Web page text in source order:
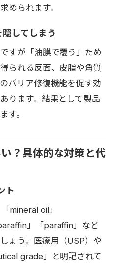
められます。
してしまう
すが「油膜で覆う」ため
られる反面、皮脂や角質
バリア修復機能を促す効
ります。結果として製品
す。
？具体的な対策と代
ト
mineral oil」
」「paraffin」など
ょう。医療用（USP）や
grade」と明記されて